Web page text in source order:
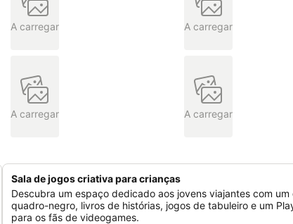
A carregar A carregar
A carregar A carregar
Sala de jogos criativa para crianças
Descubra um espaço dedicado aos jovens viajantes com um
quadro-negro, livros de histórias, jogos de tabuleiro e um
para os fãs de videogames.